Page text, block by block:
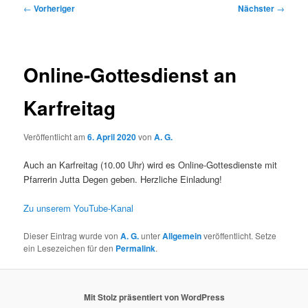
Beitragsnavigation
← Vorheriger Nächster →
Online-Gottesdienst an
Karfreitag
Veröffentlicht am6. April 2020vonA. G.
Auch an Karfreitag (10.00 Uhr) wird es Online-Gottesdienste mit
Pfarrerin Jutta Degen geben. Herzliche Einladung!
Zu unserem YouTube-Kanal
Dieser Eintrag wurde vonA. G.unterAllgemeinveröffentlicht. Setze
ein Lesezeichen für den Permalink.
Mit Stolz präsentiert von WordPress